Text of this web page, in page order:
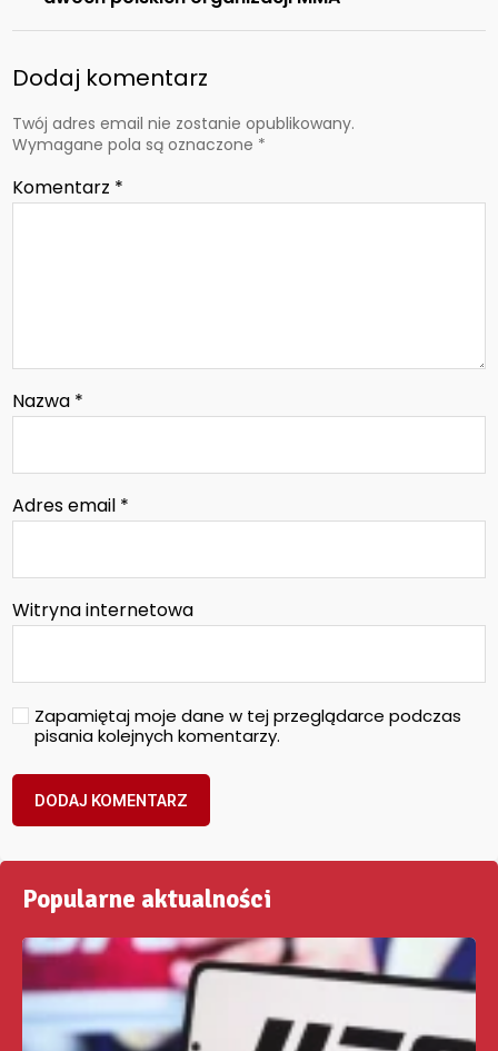
Dodaj komentarz
Twój adres email nie zostanie opublikowany.
Wymagane pola są oznaczone *
Komentarz *
Nazwa *
Adres email *
Witryna internetowa
Zapamiętaj moje dane w tej przeglądarce podczas
pisania kolejnych komentarzy.
Popularne aktualności